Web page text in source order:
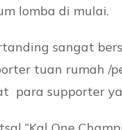
lomba di mulai.
sangat
tuan rumah /
para supporter